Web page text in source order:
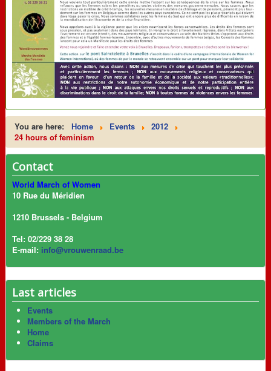
You are here: Home Events
2012
24 hours of feminism
Contact
World March of Women
10 Rue du Méridien
1210 Brussels - Belgium
Tel: 02/229 38 28
E-mail: info@vrouwenraad.be
Last articles
Events
Members of the March
Home
Claims